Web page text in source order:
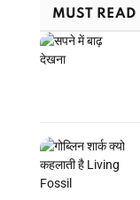
MUST READ